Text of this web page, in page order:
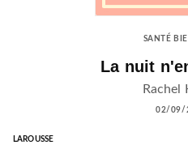
SANTÉ
La nuit
Rachel
02/09/
LAROUSSE